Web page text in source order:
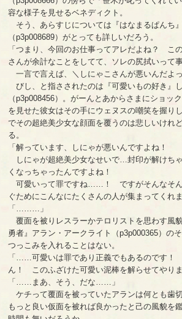
容な様子を見せるベネディクト。
そう、あらすじについては『はなまるぱんち
（p3p008689）がとっても詳しいだろう。
「つまり、今回のお仕事ってアレだよね？ こ
さんが余計なことをしてて、ソレの尻拭いって
一言で言えば、＼しにゃこさんが悪いんだよっ
びし、と指さされたのは『可愛いもの好き』
（p3p008456）。がーんとあからさまにショッ
を見せた彼女はその手にウェヌスの嘲笑を握り
でその超絶美少女な顔面を覆うのは悲しいけれ
る。
「解っています、しにゃが悪いんですよね！
しにゃが超絶美少女なせいで…封印が解けち
くなっちゃったんですよね！
可愛いって罪ですね……！ ですがそんなそん
ぐためにこんなにたくさんの人が集まってくれ
「………」
覆面を被りレスラーかテロリストを思わす風
勇者』アラン・アークライト（p3p000365）の
つっこみを入れることはない。
「……可愛いは罪であり正義でもあるのです！
ん！ このふざけた可愛い泥棒を解らせてやりま
「……まあ、そう、だな……」
ケチって覆面を被っていたアランは何とも歯
もっと良い仮面を被れば良かったと己の風貌を